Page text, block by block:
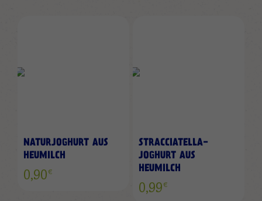
NATURJOGHURT AUS
HEUMILCH
0,90€
STRACCIATELLA-
JOGHURT AUS
HEUMILCH
0,99€